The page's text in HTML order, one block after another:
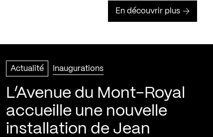
En découvrir plus
Actualité Inaugurations
L’Avenue du Mont-Royal
accueille une nouvelle
installation de Jean